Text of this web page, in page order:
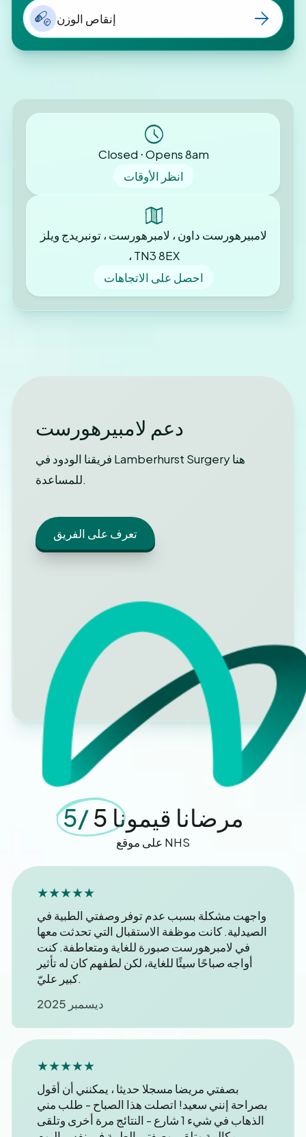
إنقاص الوزن
Closed ⋅ Opens 8am
انظر الأوقات
لامبيرهورست داون ، لامبرهورست ، تونبريدج ويلز
، TN3 8EX
احصل على الاتجاهات
دعم لامبيرهورست
فريقنا الودود في Lamberhurst Surgery هنا
للمساعدة.
تعرف على الفريق
مرضانا قيمونا 5 /5
على موقع NHS
★★★★★
واجهت مشكلة بسبب عدم توفر وصفتي الطبية في
الصيدلية. كانت موظفة الاستقبال التي تحدثت معها
في لامبرهورست صبورة للغاية ومتعاطفة. كنت
أواجه صباحًا سيئًا للغاية، لكن لطفهم كان له تأثير
كبير عليّ.
ديسمبر 2025
★★★★★
بصفتي مريضا مسجلا حديثا ، يمكنني أن أقول
بصراحة إنني سعيد! اتصلت هذا الصباح - طلب مني
الذهاب في شيء 1 شارع - النتائج مرة أخرى وتلقى